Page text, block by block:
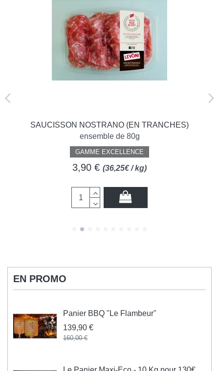
SAUCISSON NOSTRANO (EN TRANCHES)
ensemble de 80g
GAMME EXCELLENCE
3,90 € (36,25€ / kg)
EN PROMO
Panier BBQ "Le Flambeur"
139,90 €
160,00 €